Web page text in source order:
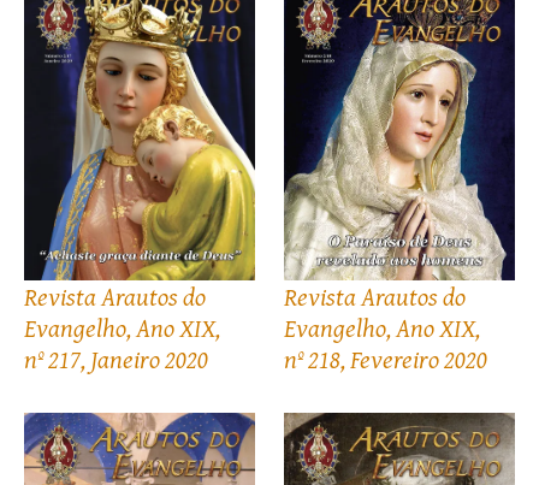
Revista Arautos do
Evangelho, Ano XIX,
nº 217, Janeiro 2020
Revista Arautos do
Evangelho, Ano XIX,
nº 218, Fevereiro 2020